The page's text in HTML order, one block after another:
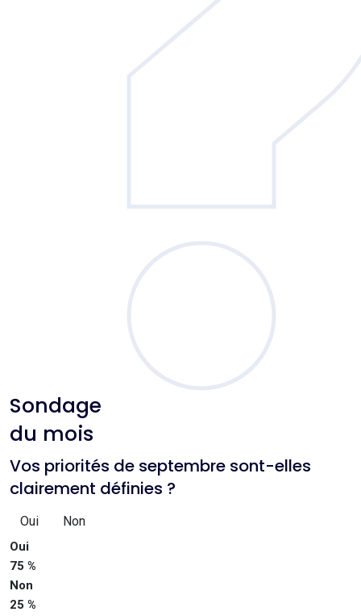
Sondage
du mois
Vos priorités de septembre sont-elles
clairement définies ?
Oui Non
Oui
75 %
Non
25 %